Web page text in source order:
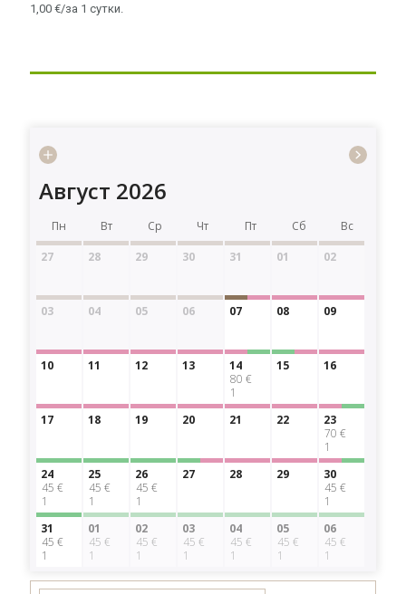
1,00 €/за 1 сутки.
Август 2026
Пн Вт Ср Чт Пт Сб
Вс
27
28 29 30 31 01 02
03 04 05 06 07 08 09
10 11 12 13
14
80 €
1
15 16
17 18 19 20 21 22
23
70 €
1
24
45 €
1
25
45 €
1
26
45 €
1
27 28 29
30
45 €
1
31
45 €
1
01
45 €
1
02
45 €
1
03
45 €
1
04
45 €
1
05
45 €
1
06
45 €
1